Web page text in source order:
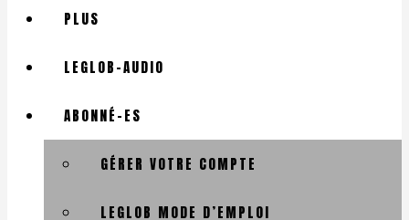
PLUS
LEGLOB-AUDIO
ABONNÉ-ES
GÉRER VOTRE COMPTE
LEGLOB MODE D’EMPLOI